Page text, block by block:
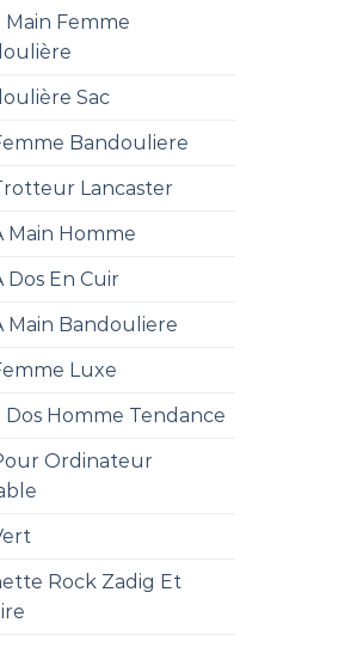
Main Femme
Sac
Bandouliere
Lancaster
Main Homme
Dos En Cuir
Main Bandouliere
Luxe
Dos Homme Tendance
Ordinateur
Rock Zadig Et